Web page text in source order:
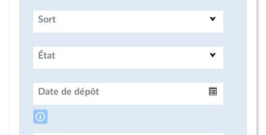
Sort
État
Date de dépôt